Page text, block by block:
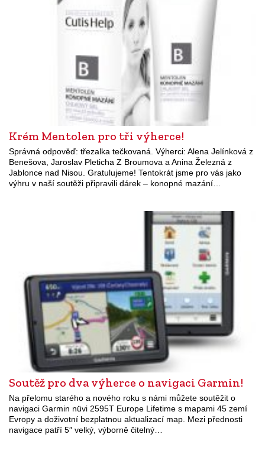
Krém Mentolen pro tři výherce!
Správná odpověď: třezalka tečkovaná. Výherci: Alena Jelínková z
Benešova, Jaroslav Pleticha Z Broumova a Anina Železná z
Jablonce nad Nisou. Gratulujeme! Tentokrát jsme pro vás jako
výhru v naší soutěži připravili dárek – konopné mazání…
Soutěž pro dva výherce o navigaci Garmin!
Na přelomu starého a nového roku s námi můžete soutěžit o
navigaci Garmin nüvi 2595T Europe Lifetime s mapami 45 zemí
Evropy a doživotní bezplatnou aktualizací map. Mezi přednosti
navigace patří 5″ velký, výborně čitelný…